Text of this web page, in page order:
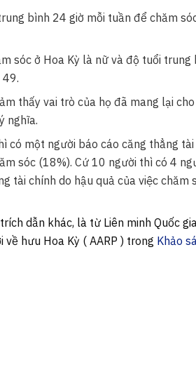
bình 24 giờ mỗi tuần để chăm
sóc ở Hoa Kỳ là nữ và độ tuổi trung
thấy vai trò của họ đã mang lại
nghĩa.
có một người báo cáo căng thẳng
sóc (18%). Cứ 10 người thì có 4
tài chính do hậu quả của việc chăm
dẫn khác, là từ Liên minh Quốc
hưu Hoa Kỳ ( AARP ) trong Khảo